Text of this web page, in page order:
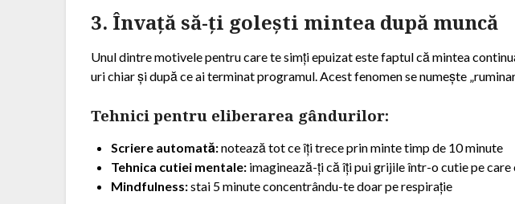
3. Învață să-ți golești mintea după muncă
Unul dintre motivele pentru care te simți epuizat este faptul că mintea
uri chiar și după ce ai terminat programul. Acest fenomen se numește
Tehnici pentru eliberarea gândurilor:
Scriere automată:notează tot ce îți trece prin minte timp de 10 minute
Tehnica cutiei mentale: imaginează-ți că îți pui grijile într-o cutie pe care
Mindfulness:stai 5 minute concentrându-te doar pe respirație